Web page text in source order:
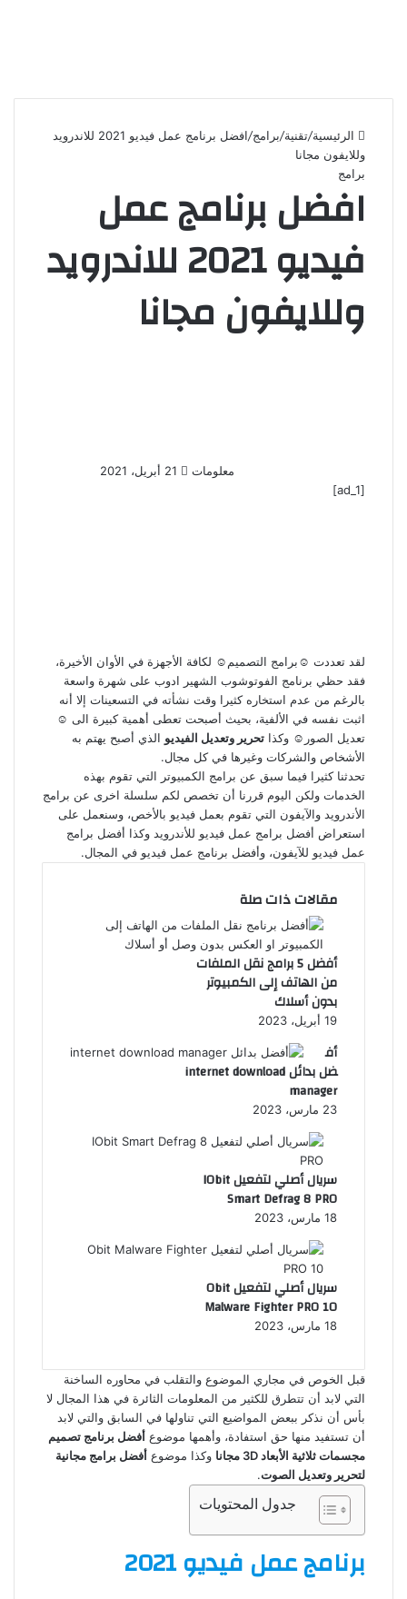
الرئيسية/تقنية/برامج/
افضل برنامج عمل فيديو 2021 للاندرويد
وللايفون مجانا
برامج
افضل برنامج عمل
فيديو 2021 للاندرويد
وللايفون مجانا
معلومات
ي
21 أبريل، 2021
[ad_1]
لقد تعددت ☺️برامج التصميم☺️ لكافة الأجهزة في الأوان الأخيرة،
فقد حظي برنامج الفوتوشوب الشهير ادوب على شهرة واسعة
بالرغم من عدم استخاره كثيرا وقت نشأته في التسعينات إلا أنه
اثبت نفسه في الألفية، بحيث أصبحت تعطى أهمية كبيرة الى ☺️
تعديل الصور☺️ وكذا تحرير وتعديل الفيديو الذي أصبح يهتم به
الأشخاص والشركات وغيرها في كل مجال.
تحدثنا كثيرا فيما سبق عن برامج الكمبيوتر التي تقوم بهذه
الخدمات ولكن اليوم قررنا أن تخصص لكم سلسلة اخرى عن برامج
الأندرويد والآيفون التي تقوم بعمل فيديو بالأخص، وسنعمل على
استعراض أفضل برامج عمل فيديو للأندرويد وكذا أفضل برامج
عمل فيديو للآيفون، وأفضل برنامج عمل فيديو في المجال.
مقالات ذات صلة
أفضل 5 برامج نقل الملفات
من الهاتف إلى الكمبيوتر
بدون أسلاك
19 أبريل، 2023
أف
ضل بدائل internet download
manager
23 مارس، 2023
سريال أصلي لتفعيل IObit
Smart Defrag 8 PRO
18 مارس، 2023
سريال أصلي لتفعيل Obit
Malware Fighter PRO 10
18 مارس، 2023
قبل الخوص في مجاري الموضوع والتقلب في محاوره الساخنة
التي لابد أن تتطرق للكثير من المعلومات الثائرة في هذا المجال لا
بأس أن نذكر ببعض المواضيع التي تناولها في السابق والتي لابد
أن تستفيد منها حق استفادة، وأهمها موضوع أفضل برنامج تصميم
مجسمات ثلاثية الأبعاد 3D مجانا
وكذا موضوع أفضل برامج مجانية
لتحرير وتعديل الصوت.
جدول المحتويات
برنامج عمل فيديو 2021